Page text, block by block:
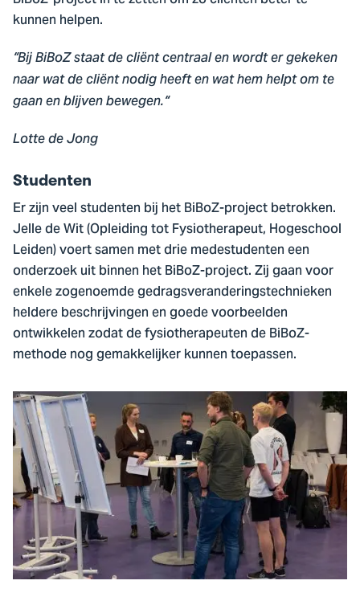
kunnen helpen.
“Bij BiBoZ staat de cliënt centraal en wordt er gekeken
naar wat de cliënt nodig heeft en wat hem helpt om te
gaan en blijven bewegen.“
Lotte de Jong
Studenten
Er zijn veel studenten bij het BiBoZ-project betrokken.
Jelle de Wit (Opleiding tot Fysiotherapeut, Hogeschool
Leiden) voert samen met drie medestudenten een
onderzoek uit binnen het BiBoZ-project. Zij gaan voor
enkele zogenoemde gedragsveranderingstechnieken
heldere beschrijvingen en goede voorbeelden
ontwikkelen zodat de fysiotherapeuten de BiBoZ-
methode nog gemakkelijker kunnen toepassen.